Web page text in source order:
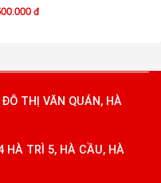
đ
THỊ VĂN QUÁN, HÀ
HÀ TRÌ 5, HÀ CẦU, HÀ